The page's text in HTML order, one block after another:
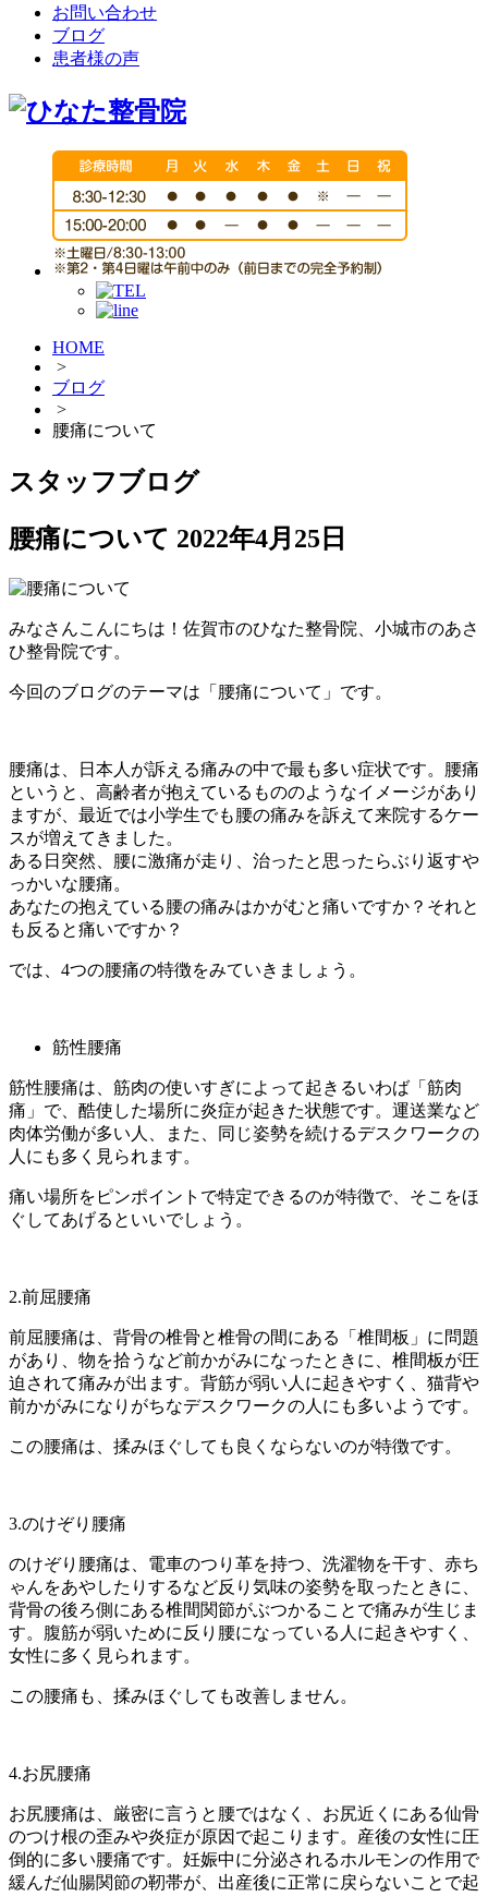
お問い合わせ
ブログ
患者様の声
HOME
>
ブログ
>
腰痛について
スタッフブログ
腰痛について 2022年4月25日
みなさんこんにちは！佐賀市のひなた整骨院、小城市のあさ
ひ整骨院です。
今回のブログのテーマは「腰痛について」です。
腰痛は、日本人が訴える痛みの中で最も多い症状です。腰痛
というと、高齢者が抱えているもののようなイメージがあり
ますが、最近では小学生でも腰の痛みを訴えて来院するケー
スが増えてきました。
ある日突然、腰に激痛が走り、治ったと思ったらぶり返すや
っかいな腰痛。
あなたの抱えている腰の痛みはかがむと痛いですか？それと
も反ると痛いですか？
では、4つの腰痛の特徴をみていきましょう。
筋性腰痛
筋性腰痛は、筋肉の使いすぎによって起きるいわば「筋肉
痛」で、酷使した場所に炎症が起きた状態です。運送業など
肉体労働が多い人、また、同じ姿勢を続けるデスクワークの
人にも多く見られます。
痛い場所をピンポイントで特定できるのが特徴で、そこをほ
ぐしてあげるといいでしょう。
2.前屈腰痛
前屈腰痛は、背骨の椎骨と椎骨の間にある「椎間板」に問題
があり、物を拾うなど前かがみになったときに、椎間板が圧
迫されて痛みが出ます。背筋が弱い人に起きやすく、猫背や
前かがみになりがちなデスクワークの人にも多いようです。
この腰痛は、揉みほぐしても良くならないのが特徴です。
3.のけぞり腰痛
のけぞり腰痛は、電車のつり革を持つ、洗濯物を干す、赤ち
ゃんをあやしたりするなど反り気味の姿勢を取ったときに、
背骨の後ろ側にある椎間関節がぶつかることで痛みが生じま
す。腹筋が弱いために反り腰になっている人に起きやすく、
女性に多く見られます。
この腰痛も、揉みほぐしても改善しません。
4.お尻腰痛
お尻腰痛は、厳密に言うと腰ではなく、お尻近くにある仙骨
のつけ根の歪みや炎症が原因で起こります。産後の女性に圧
倒的に多い腰痛です。妊娠中に分泌されるホルモンの作用で
緩んだ仙腸関節の靭帯が、出産後に正常に戻らないことで起